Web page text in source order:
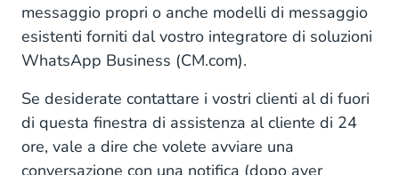
messaggio propri o anche modelli di messaggio
esistenti forniti dal vostro integratore di soluzioni
WhatsApp Business (CM.com).
Se desiderate contattare i vostri clienti al di fuori
di questa finestra di assistenza al cliente di 24
ore, vale a dire che volete avviare una
conversazione con una notifica (dopo aver